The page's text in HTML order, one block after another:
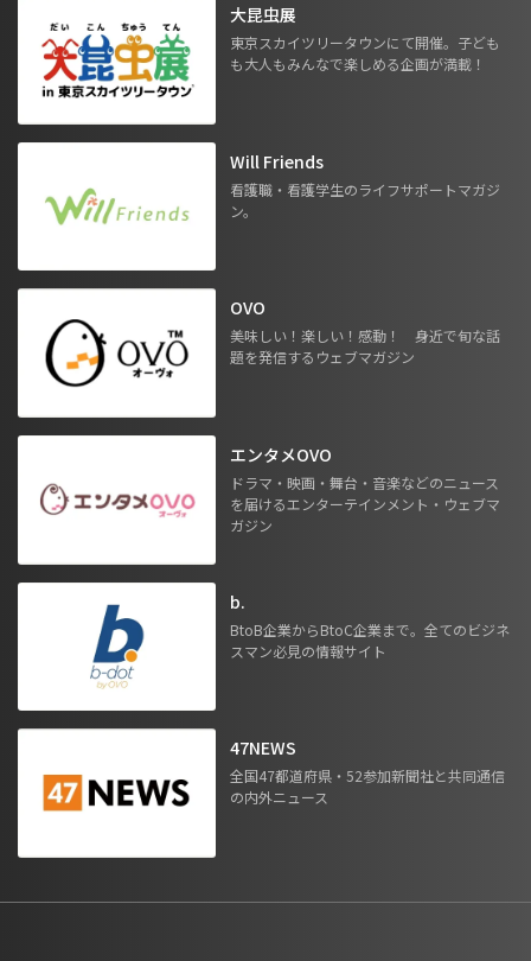
大昆虫展
東京スカイツリータウンにて開催。子ども
も大人もみんなで楽しめる企画が満載！
Will Friends
看護職・看護学生のライフサポートマガジ
ン。
OVO
美味しい！楽しい！感動！ 身近で旬な話
題を発信するウェブマガジン
エンタメOVO
ドラマ・映画・舞台・音楽などのニュース
を届けるエンターテインメント・ウェブマ
ガジン
b.
BtoB企業からBtoC企業まで。全てのビジネ
スマン必見の情報サイト
47NEWS
全国47都道府県・52参加新聞社と共同通信
の内外ニュース